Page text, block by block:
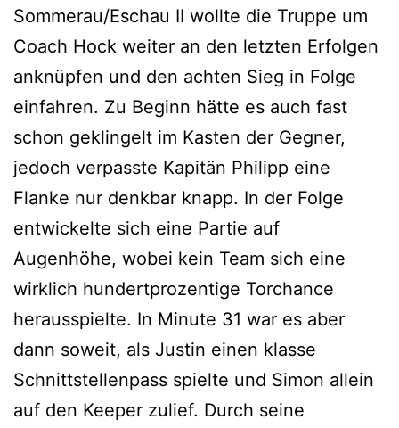
Sommerau/Eschau II wollte die Truppe um
Coach Hock weiter an den letzten Erfolgen
anknüpfen und den achten Sieg in Folge
einfahren. Zu Beginn hätte es auch fast
schon geklingelt im Kasten der Gegner,
jedoch verpasste Kapitän Philipp eine
Flanke nur denkbar knapp. In der Folge
entwickelte sich eine Partie auf
Augenhöhe, wobei kein Team sich eine
wirklich hundertprozentige Torchance
herausspielte. In Minute 31 war es aber
dann soweit, als Justin einen klasse
Schnittstellenpass spielte und Simon allein
auf den Keeper zulief. Durch seine